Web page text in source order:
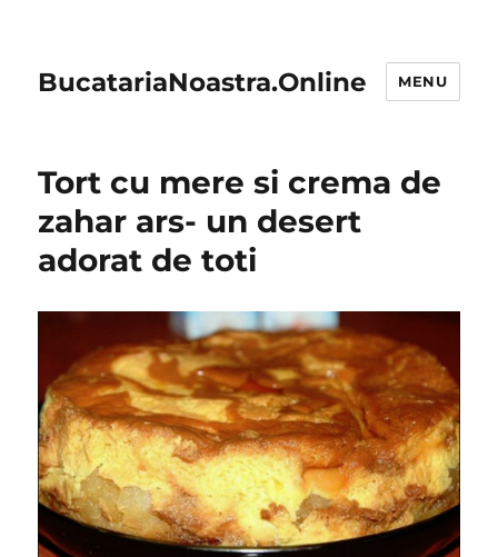
BucatariaNoastra.Online MENU
Tort cu mere si crema de
zahar ars- un desert
adorat de toti